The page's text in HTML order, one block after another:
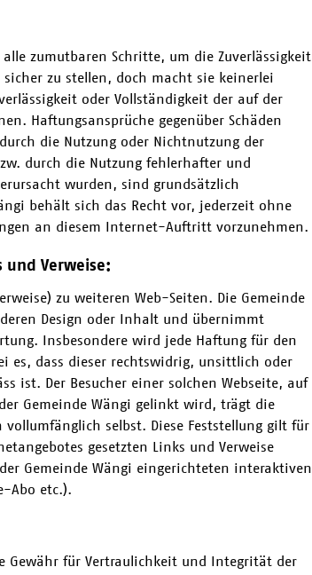
zumutbaren Schritte, um die Zuverlässigkeit
zu stellen, doch macht sie keinerlei
oder Vollständigkeit der auf der
Haftungsansprüche gegenüber Schäden
die Nutzung oder Nichtnutzung der
durch die Nutzung fehlerhafter und
wurden, sind grundsätzlich
behält sich das Recht vor, jederzeit ohne
an diesem Internet-Auftritt vorzunehmen.
und Verweise:
zu weiteren Web-Seiten. Die Gemeinde
Design oder Inhalt und übernimmt
Insbesondere wird jede Haftung für den
es, dass dieser rechtswidrig, unsittlich oder
ist. Der Besucher einer solchen Webseite, auf
Gemeinde Wängi gelinkt wird, trägt die
selbst. Diese Feststellung gilt für
gesetzten Links und Verweise
Gemeinde Wängi eingerichteten interaktiven
Abo etc.).
Gewähr für Vertraulichkeit und Integrität der